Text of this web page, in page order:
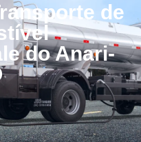
de
do Anari-